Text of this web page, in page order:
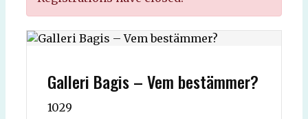
Galleri Bagis – Vem bestämmer?
1029